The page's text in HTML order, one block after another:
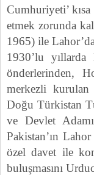
Cumhuriyeti’
etmek zorunda
1965) ile
1930’lu
önderlerinden,
merkezli
Doğu Türkistan
ve Devlet
Pakistan’ın
özel davet ile
buluşmasını